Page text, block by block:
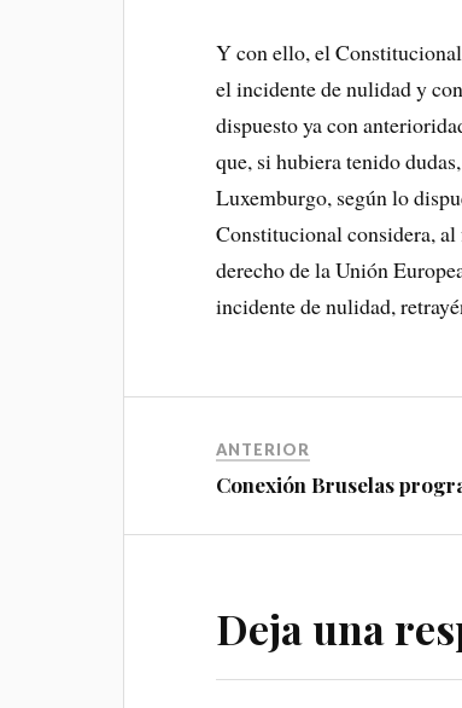
Y con ello, el
el incidente de nulidad y
dispuesto ya con
que, si hubiera tenido
Luxemburgo, según lo
Constitucional considera,
derecho de la Unión
incidente de nulidad,
ANTERIOR
Conexión Bruselas
Deja una